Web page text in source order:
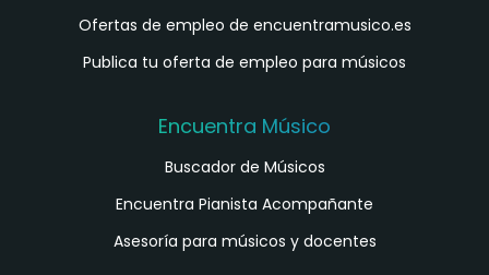
Ofertas de empleo de encuentramusico.es
Publica tu oferta de empleo para músicos
Encuentra Músico
Buscador de Músicos
Encuentra Pianista Acompañante
Asesoría para músicos y docentes